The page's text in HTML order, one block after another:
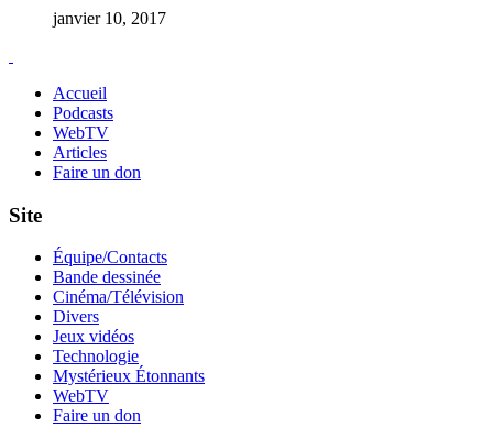
janvier 10, 2017
Accueil
Podcasts
WebTV
Articles
Faire un don
Site
Équipe/Contacts
Bande dessinée
Cinéma/Télévision
Divers
Jeux vidéos
Technologie
Mystérieux Étonnants
WebTV
Faire un don